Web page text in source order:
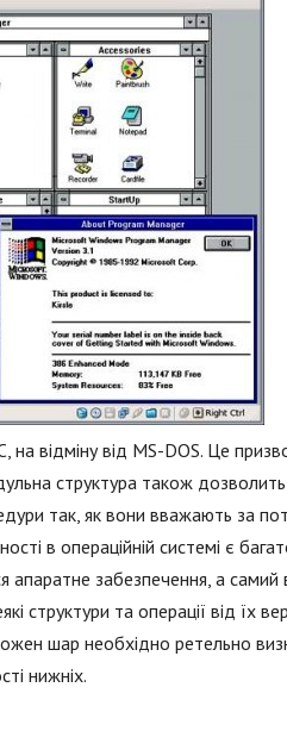
на відміну від MS-DOS. Це
структура також дозволить
так, як вони вважають за
в операційній системі є
апаратне забезпечення, а самий
структури та операції від їх
шар необхідно ретельно
нижніх.